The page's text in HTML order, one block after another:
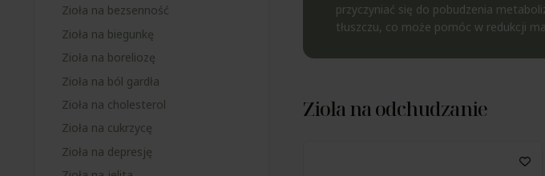
Zioła na bezsenność
Zioła na biegunkę
Zioła na boreliozę
Zioła na ból gardła
Zioła na cholesterol
Zioła na cukrzycę
Zioła na depresję
przyczyniać się do pobudzenia
tłuszczu, co może pomóc w redukcji
Zioła na odchudzanie